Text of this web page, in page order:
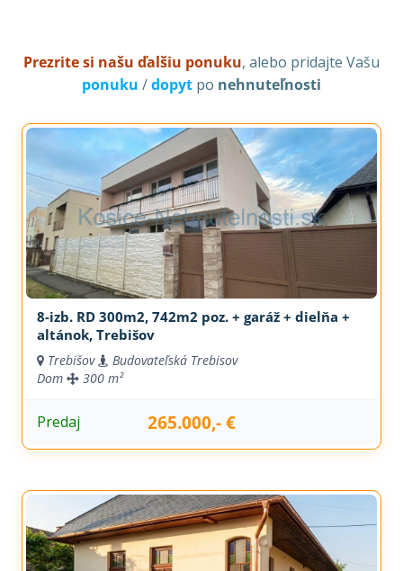
Prezrite si našu ďalšiu ponuku, alebo pridajte Vašu
ponuku /dopyt po nehnuteľnosti
8-izb. RD 300m2, 742m2 poz. + garáž + dielňa +
altánok, Trebišov
Trebišov
Budovateľská Trebisov
Dom
300 m²
Predaj 265.000,- €